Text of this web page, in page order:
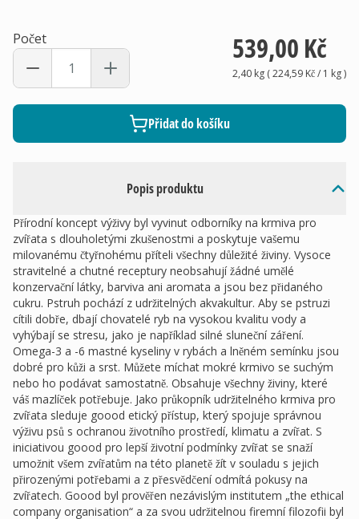
Popis produktu
Přírodní koncept výživy byl vyvinut odborníky na krmiva pro
zvířata s dlouholetými zkušenostmi a poskytuje vašemu
milovanému čtyřnohému příteli všechny důležité živiny. Vysoce
stravitelné a chutné receptury neobsahují žádné umělé
konzervační látky, barviva ani aromata a jsou bez přidaného
cukru. Pstruh pochází z udržitelných akvakultur. Aby se pstruzi
cítili dobře, dbají chovatelé ryb na vysokou kvalitu vody a
vyhýbají se stresu, jako je například silné sluneční záření.
Omega-3 a -6 mastné kyseliny v rybách a lněném semínku jsou
dobré pro kůži a srst. Můžete míchat mokré krmivo se suchým
nebo ho podávat samostatně. Obsahuje všechny živiny, které
váš mazlíček potřebuje. Jako průkopník udržitelného krmiva pro
zvířata sleduje goood etický přístup, který spojuje správnou
výživu psů s ochranou životního prostředí, klimatu a zvířat. S
iniciativou goood pro lepší životní podmínky zvířat se snaží
umožnit všem zvířatům na této planetě žít v souladu s jejich
přirozenými potřebami a z přesvědčení odmítá pokusy na
zvířatech. Goood byl prověřen nezávislým institutem „the ethical
company organisation“ a za svou udržitelnou firemní filozofii byl
Počet 539,00 Kč
2,40 kg(224,59 Kč/ 1 kg)
Přidat do košíku